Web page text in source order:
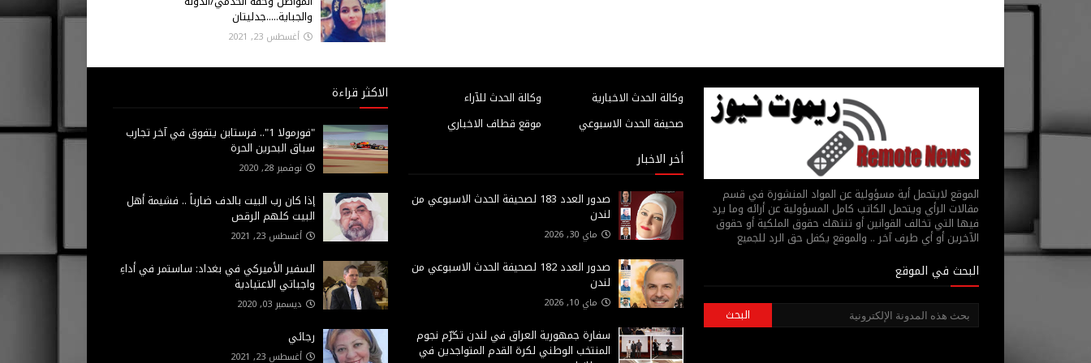
والجباية.....جدليتان
أغسطس 23, 2021
الموقع لايتحمل أية مسؤولية عن المواد المنشورة في قسم
مقالات الرأي ويتحمل الكاتب كامل المسؤولية عن أرائه وما يرد
فيها التي تخالف القوانين أو تنتهك حقوق الملكية أو حقوق
الآخرين أو أي طرف آخر .. والموقع يكفل حق الرد للجميع
البحث في الموقع
وكالة الحدث للآراء
وكالة الحدث الاخبارية
موقع قطاف الاخباري
صحيفة الحدث الاسبوعي
أخر الاخبار
صدور العدد 183 لصحيفة الحدث الاسبوعي من
لندن
ماي 30, 2026
صدور العدد 182 لصحيفة الحدث الاسبوعي من
لندن
ماي 10, 2026
سفارة جمهورية العراق في لندن تكرّم نجوم
المنتخب الوطني لكرة القدم المتواجدين في
الاكثر قراءة
"فورمولا 1".. فرستابن يتفوق في آخر تجارب
سباق البحرين الحرة
نوفمبر 28, 2020
إذا كان رب البيت بالدف ضارباً .. فشيمة أهل
البيت كلهم الرقص
أغسطس 23, 2021
السفير الأميركي في بغداد: ساستمر في أداءِ
واجباتي الاعتيادية
ديسمبر 03, 2020
رجائي
أغسطس 23, 2021